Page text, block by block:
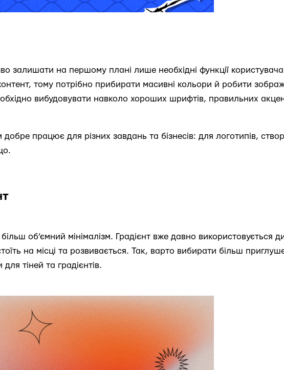
залишати на першому плані лише необхідні функції
тому потрібно прибирати масивні кольори й робити
вибудовувати навколо хороших шрифтів, правильних
добре працює для різних завдань та бізнесів: для логотипів,
більш об’ємний мінімалізм. Градієнт вже давно використовується
на місці та розвивається. Так, варто вибирати більш
для тіней та градієнтів.